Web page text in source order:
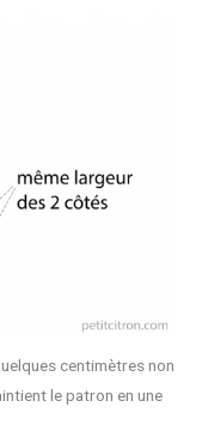
centimètres non
le patron en une